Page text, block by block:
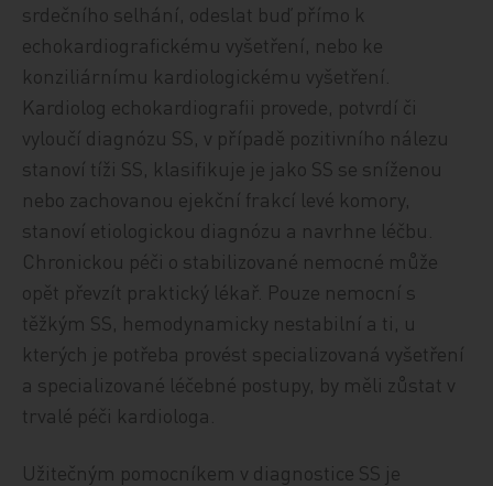
srdečního selhání, odeslat buď přímo k
echokardiografickému vyšetření, nebo ke
konziliárnímu kardiologickému vyšetření.
Kardiolog echokardiografii provede, potvrdí či
vyloučí diagnózu SS, v případě pozitivního nálezu
stanoví tíži SS, klasifikuje je jako SS se sníženou
nebo zachovanou ejekční frakcí levé komory,
stanoví etiologickou diagnózu a navrhne léčbu.
Chronickou péči o stabilizované nemocné může
opět převzít praktický lékař. Pouze nemocní s
těžkým SS, hemodynamicky nestabilní a ti, u
kterých je potřeba provést specializovaná vyšetření
a specializované léčebné postupy, by měli zůstat v
trvalé péči kardiologa.
Užitečným pomocníkem v diagnostice SS je